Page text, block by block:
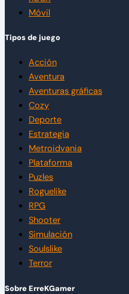
Móvil
Tipos de juego
Acción
Aventura
Aventuras gráficas
Cozy
Deporte
Estrategia
Metroidvania
Plataforma
Puzles
Roguelike
RPG
Shooter
Simulación
Soulslike
Terror
Sobre ErreKGamer